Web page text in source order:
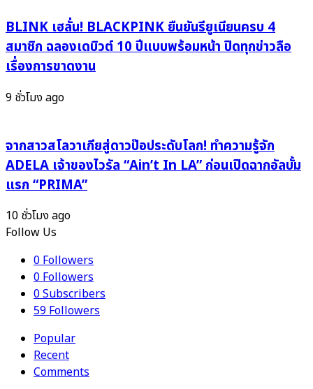
กั๊ก
หลังค
ว้า
แชมป์
ศาสตร์
ความ
มันส์
คูณ
สาม!
BLINK เฮลั่น! BLACKPINK ยืนยันรียูเนียนครบ 4
สมาชิก ฉลองเดบิวต์ 10 ปีแบบพร้อมหน้า ปิดทุกข่าวลือ
เรื่องการขาดงาน
9 ชั่วโมง ago
จากสาวสโลวาเกียสู่ดาวป๊อประดับโลก! ทำความรู้จัก
ADELA เจ้าของไวรัล “Ain’t In LA” ก่อนเปิดฉากอัลบั้ม
แรก “PRIMA”
10 ชั่วโมง ago
Follow Us
0Followers
0Followers
0Subscribers
59Followers
Popular
Recent
Comments